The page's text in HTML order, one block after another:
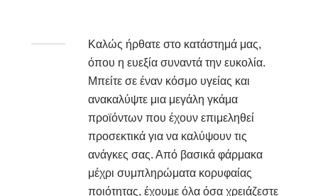
Καλώς ήρθατε στο κατάστημά μας,
όπου η ευεξία συναντά την ευκολία.
Μπείτε σε έναν κόσμο υγείας και
ανακαλύψτε μια μεγάλη γκάμα
προϊόντων που έχουν επιμεληθεί
προσεκτικά για να καλύψουν τις
ανάγκες σας. Από βασικά φάρμακα
μέχρι συμπληρώματα κορυφαίας
ποιότητας, έχουμε όλα όσα χρειάζεστε